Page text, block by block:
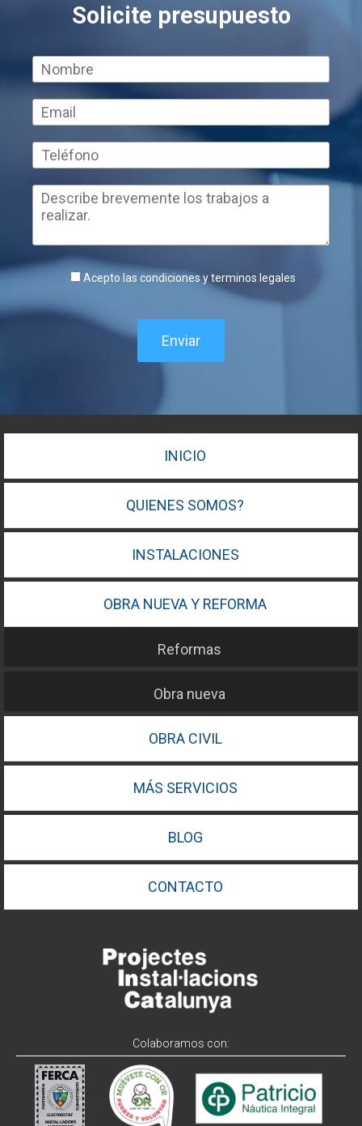
Solicite presupuesto
Acepto las condiciones y terminos legales
Enviar
INICIO
QUIENES SOMOS?
INSTALACIONES
OBRA NUEVA Y REFORMA
Reformas
Obra nueva
OBRA CIVIL
MÁS SERVICIOS
BLOG
CONTACTO
Colaboramos con: